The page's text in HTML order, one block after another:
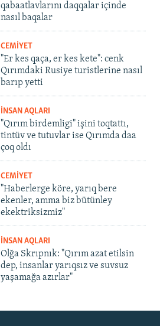
qabaatlavlarını daqqalar içinde
nasıl baqalar
CEMİYET
"Er kes qaça, er kes kete": cenk
Qırımdaki Rusiye turistlerine nasıl
barıp yetti
İNSAN AQLARI
"Qırım birdemligi" işini toqtattı,
tintüv ve tutuvlar ise Qırımda daa
çoq oldı
CEMİYET
"Haberlerge köre, yarıq bere
ekenler, amma biz bütünley
ekektriksizmiz"
İNSAN AQLARI
Olğa Skrıpnık: "Qırım azat etilsin
dep, insanlar yarıqsız ve suvsuz
yaşamağa azırlar"